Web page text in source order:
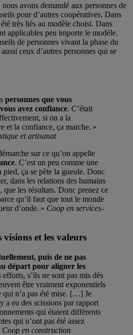
avons demandé aux personnes de
pour d’autres coopératives. Dans
très liés au modèle choisi. Dans
applicables peu importe le modèle.
de personnes vivant la phase du
ceux d’autres personnes qui se
personnes que vous
avez confiance. C’était
si on a la
et la confiance, ça marche. »
et artisanat
sur ce qu’on appelle
. C’est un peu comme une
pied, ça se pète la gueule. Donc
dans les relations des humains
que les résultats. Donc prenez ce
qu’il faut que tout le monde
d’onde. » Coop en services-
visions et les valeurs
puis de ne pas
départ pour aligner les
efforts, s’ils ne sont pas mis dès
être vraiment exponentiels
qui n’a pas été mise. […] Je
a eu des scissions par rapport
qui étaient différents
qui n’ont pas été assez
Coop en construction